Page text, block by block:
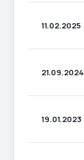
11.02.2025
21.09.2024
19.01.2023